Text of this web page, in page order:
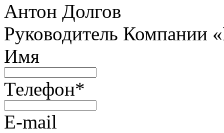
Антон Долгов
Руководитель Компании
Имя
Телефон*
E-mail